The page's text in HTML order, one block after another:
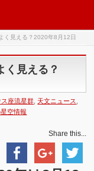
く見える？2020年8月12日
く見える？
座流星群 天文ニュース
空情報
Share this...